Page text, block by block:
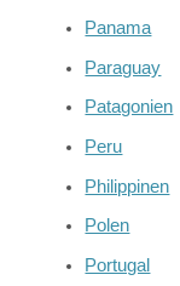
Panama
Paraguay
Patagonien
Peru
Philippinen
Polen
Portugal